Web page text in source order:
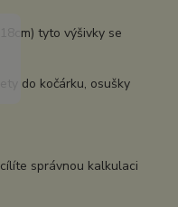
tyto výšivky se
do kočárku, osušky
správnou kalkulaci